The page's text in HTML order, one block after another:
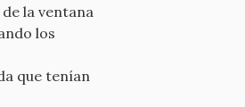
la ventana
los
que tenían